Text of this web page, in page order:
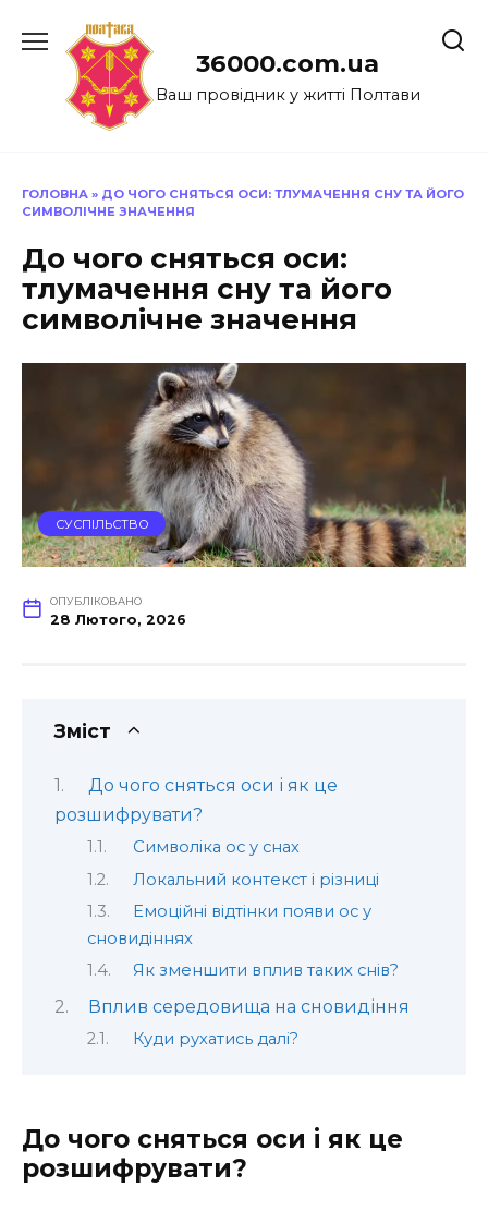
до
36000.com.ua
Ваш провідник у житті Полтави
ГОЛОВНА » ДО ЧОГО СНЯТЬСЯ ОСИ: ТЛУМАЧЕННЯ СНУ ТА ЙОГО
СИМВОЛІЧНЕ ЗНАЧЕННЯ
До чого сняться оси:
тлумачення сну та його
символічне значення
СУСПІЛЬСТВО
ОПУБЛІКОВАНО
28 Лютого, 2026
Зміст
До чого сняться оси і як це
розшифрувати?
Символіка ос у снах
Локальний контекст і різниці
Емоційні відтінки появи ос у
сновидіннях
Як зменшити вплив таких снів?
Вплив середовища на сновидіння
Куди рухатись далі?
До чого сняться оси і як це
розшифрувати?